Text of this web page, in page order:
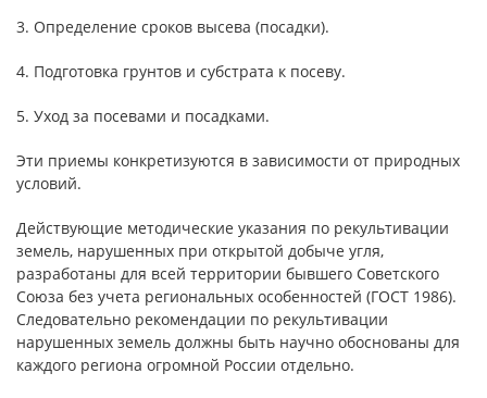
3. Определение сроков высева (посадки).
4. Подготовка грунтов и субстрата к посеву.
5. Уход за посевами и посадками.
Эти приемы конкретизуются в зависимости от природных
условий.
Действующие методические указания по рекультивации
земель, нарушенных при открытой добыче угля,
разработаны для всей территории бывшего Советского
Союза без учета региональных особенностей (ГОСТ 1986).
Следовательно рекомендации по рекультивации
нарушенных земель должны быть научно обоснованы для
каждого региона огромной России отдельно.